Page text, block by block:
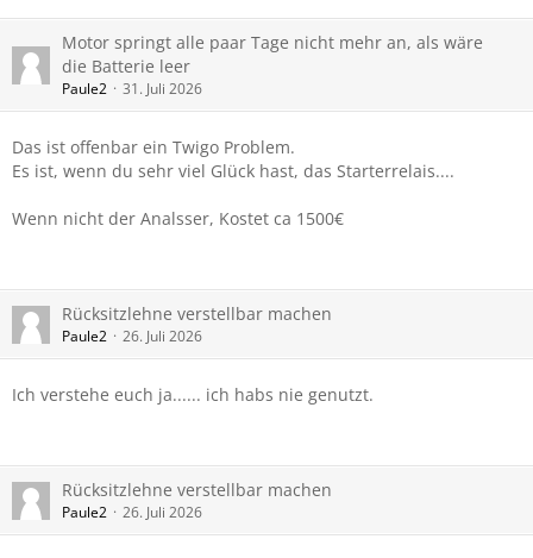
Motor springt alle paar Tage nicht mehr an, als wäre
die Batterie leer
Paule2 31. Juli 2026
Das ist offenbar ein Twigo Problem.
Es ist, wenn du sehr viel Glück hast, das Starterrelais....
Wenn nicht der Analsser, Kostet ca 1500€
Rücksitzlehne verstellbar machen
Paule2 26. Juli 2026
Ich verstehe euch ja...... ich habs nie genutzt.
Rücksitzlehne verstellbar machen
Paule2 26. Juli 2026